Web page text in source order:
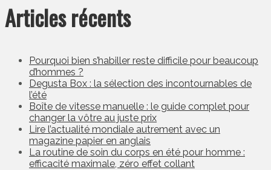
Articles récents
Pourquoi bien s’habiller reste difficile pour beaucoup
d’hommes ?
Degusta Box : la sélection des incontournables de
l’été
Boîte de vitesse manuelle : le guide complet pour
changer la vôtre au juste prix
Lire l’actualité mondiale autrement avec un
magazine papier en anglais
La routine de soin du corps en été pour homme :
efficacité maximale, zéro effet collant